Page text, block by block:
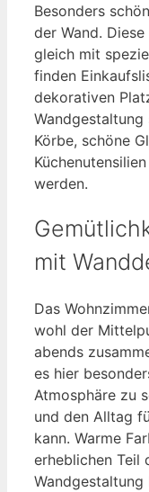
Besonders
der Wand.
gleich mit
finden
dekorativen
Körbe, schöne
werden.
mit
Das
wohl der
abends
es hier
Atmosphäre zu
und den Alltag
kann. Warme
erheblichen Teil